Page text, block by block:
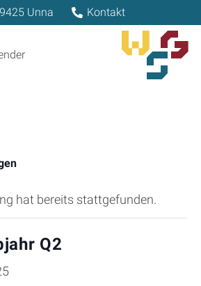
Unna Kontakt
hat bereits stattgefunden.
Q2